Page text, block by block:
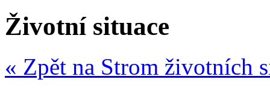
Životní situace
« Zpět na Strom životních